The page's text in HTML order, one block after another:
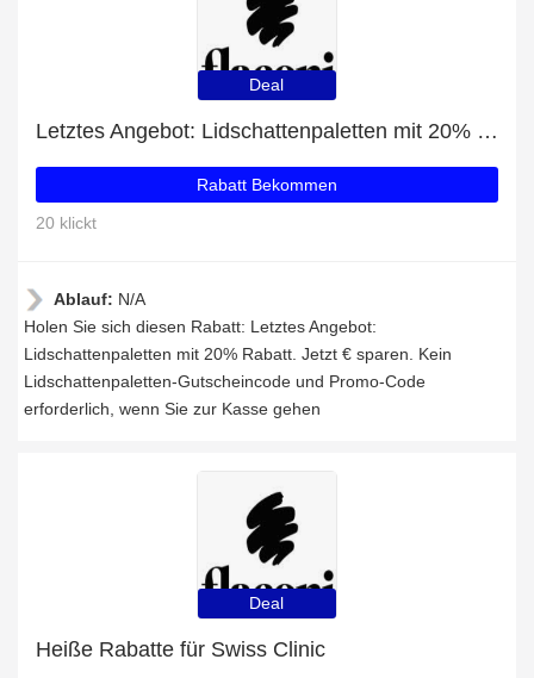
Deal
Letztes Angebot: Lidschattenpaletten mit 20% Rabatt
Rabatt Bekommen
20 klickt
Ablauf: N/A
Holen Sie sich diesen Rabatt: Letztes Angebot:
Lidschattenpaletten mit 20% Rabatt. Jetzt € sparen. Kein
Lidschattenpaletten-Gutscheincode und Promo-Code
erforderlich, wenn Sie zur Kasse gehen
Deal
Heiße Rabatte für Swiss Clinic